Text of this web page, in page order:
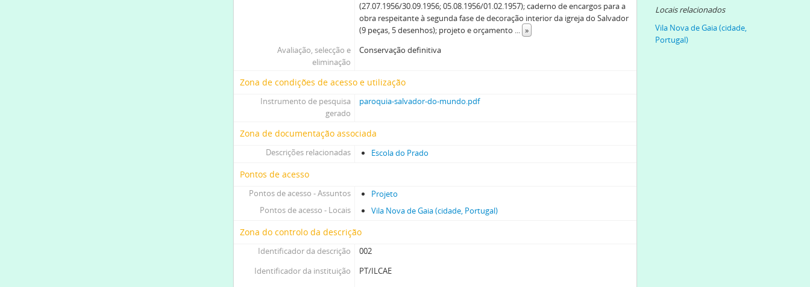
(27.07.1956/30.09.1956; 05.08.1956/01.02.1957); caderno de encargos para a
obra respeitante à segunda fase de decoração interior da igreja do Salvador
(9 peças, 5 desenhos); projeto e orçamento ... »
Avaliação, selecção e
eliminação
Conservação definitiva
Zona de condições de acesso e utilização
Instrumento de pesquisa
gerado
paroquia-salvador-do-mundo.pdf
Zona de documentação associada
Descrições relacionadas Escola do Prado
Pontos de acesso
Pontos de acesso - Assuntos
Projeto
Pontos de acesso - Locais
Vila Nova de Gaia (cidade, Portugal)
Zona do controlo da descrição
Identificador da descrição
002
Identificador da instituição
PT/ILCAE
Locais relacionados
Vila Nova de Gaia (cidade,
Portugal)